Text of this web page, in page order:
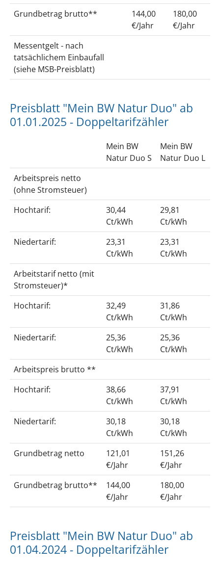
Grundbetrag brutto**
144,00
€/Jahr
180,00
€/Jahr
Messentgelt - nach
tatsächlichem Einbaufall
(siehe MSB-Preisblatt)
Preisblatt "Mein BW Natur Duo" ab
01.01.2025 - Doppeltarifzähler
Mein BW
Natur Duo S
Mein BW
Natur Duo L
Arbeitspreis netto
(ohne Stromsteuer)
Hochtarif:
30,44
Ct/kWh
29,81
Ct/kWh
Niedertarif:
23,31
Ct/kWh
23,31
Ct/kWh
Arbeitstarif netto (mit
Stromsteuer)*
Hochtarif:
32,49
Ct/kWh
31,86
Ct/kWh
Niedertarif:
25,36
Ct/kWh
25,36
Ct/kWh
Arbeitspreis brutto **
Hochtarif:
38,66
Ct/kWh
37,91
Ct/kWh
Niedertarif:
30,18
Ct/kWh
30,18
Ct/kWh
Grundbetrag netto
121,01
€/Jahr
151,26
€/Jahr
Grundbetrag brutto**
144,00
€/Jahr
180,00
€/Jahr
Preisblatt "Mein BW Natur Duo" ab
01.04.2024 - Doppeltarifzähler